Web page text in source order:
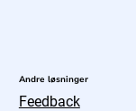
Feedback
Andre løsninger